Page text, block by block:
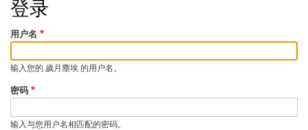
登录
用户名
输入您的 歲月塵埃 的用户名。
密码
输入与您用户名相匹配的密码。